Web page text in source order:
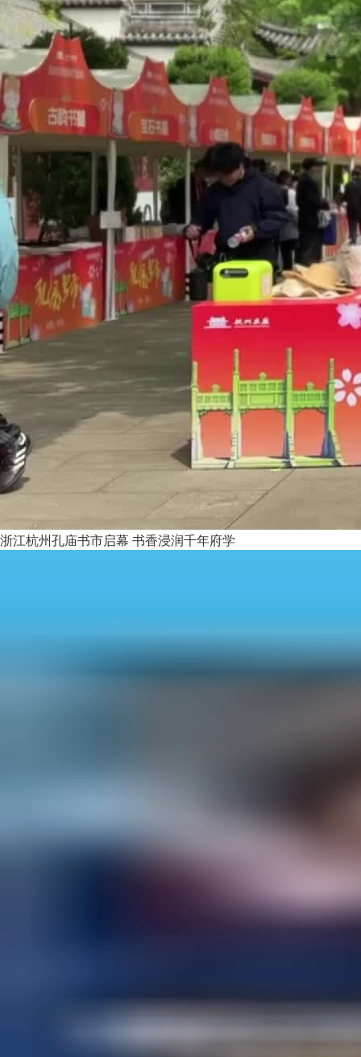
浙江杭州孔庙书市启幕 书香浸润千年府学